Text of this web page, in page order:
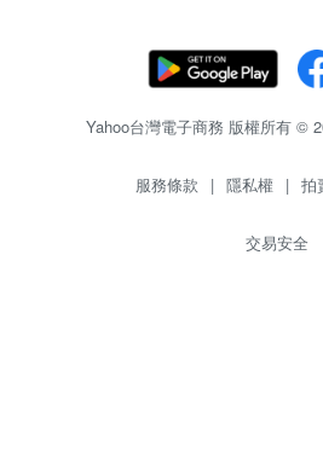
Yahoo台灣電子商務 版權所有 ©
服務條款 | 隱私權 | 拍
交易安全